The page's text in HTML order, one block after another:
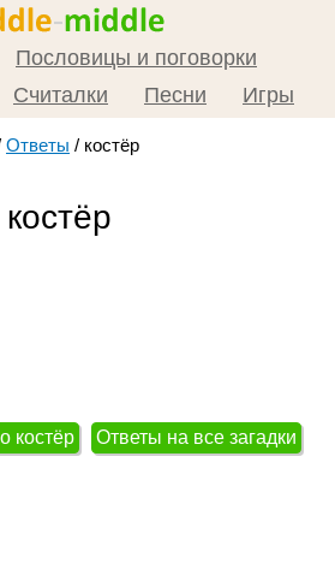
Пословицы и поговорки
Считалки Песни Игры
Ответы / костёр
костёр Ответы на все загадки